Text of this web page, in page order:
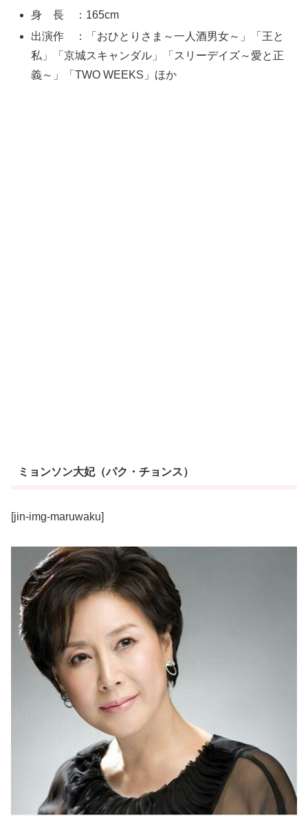
身 長 ：165cm
出演作 ：「おひとりさま～一人酒男女～」「王と
私」「京城スキャンダル」「スリーデイズ～愛と正
義～」「TWO WEEKS」ほか
ミョンソン大妃（パク・チョンス）
[jin-img-maruwaku]